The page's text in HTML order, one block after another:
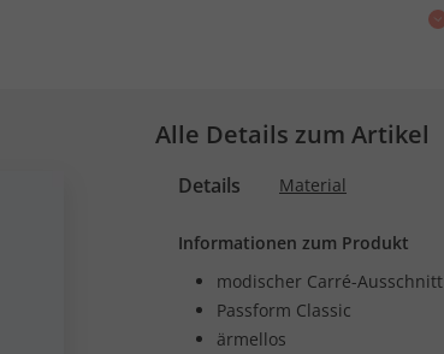
Alle Details zum Artikel
Details Material
Informationen zum Produkt
modischer Carré-Ausschnitt
Passform Classic
ärmellos